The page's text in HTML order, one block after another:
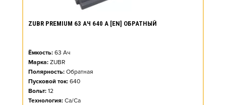
ZUBR PREMIUM 63 АЧ 640 А [EN] ОБРАТНЫЙ
Ёмкость: 63 Ач
Марка: ZUBR
Полярность: Обратная
Пусковой ток: 640
Вольт: 12
Технология: Ca/Ca